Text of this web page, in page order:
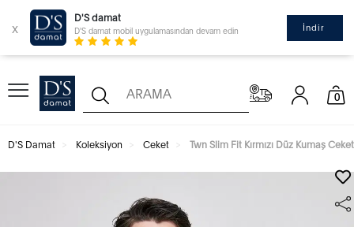
x
D'S damat
D'S damat mobil uygulamasından devam edin İndir
0
D'S Damat Koleksiyon Ceket Twn Slim Fit Kırmızı Düz Kumaş Ceket